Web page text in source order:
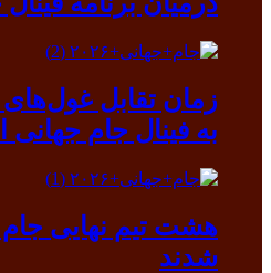
زمان تقابل
به فینال جام جهانی
هشت تیم نهایی
شدند